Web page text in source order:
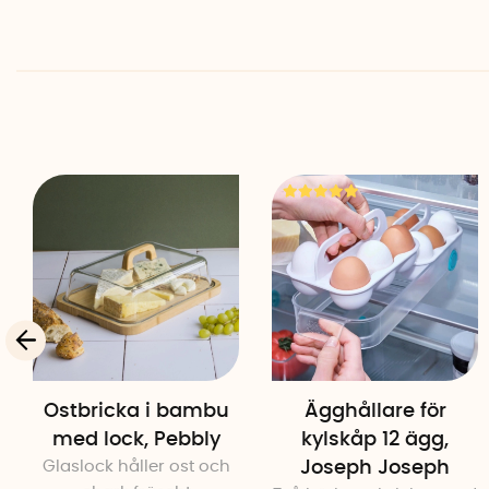
Ostbricka i bambu
med lock, Pebbly
Glaslock håller ost och
Ägghållare för
kylskåp 12 ägg,
Joseph Joseph